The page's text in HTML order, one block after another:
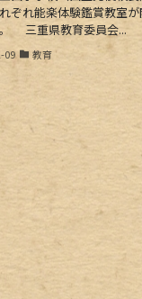
ぞれ能楽体験鑑賞教室
三重県教育委員会...
09 教育